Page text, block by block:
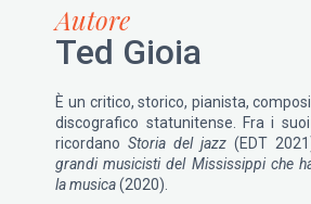
Autore
Ted Gioia
È un critico, storico, pianista,
discografico statunitense. Fra i
ricordanoStoria del jazz (EDT
grandi musicisti del Mississippi che
la musica(2020).